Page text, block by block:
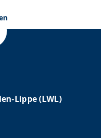
Lippe (LWL)